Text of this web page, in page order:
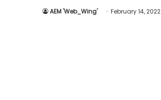
AEM 'Web_Wing' February 14, 2022